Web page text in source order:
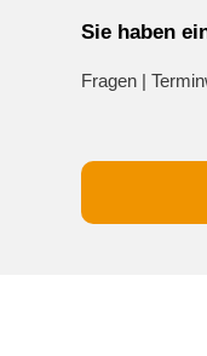
Sie haben
Fragen |